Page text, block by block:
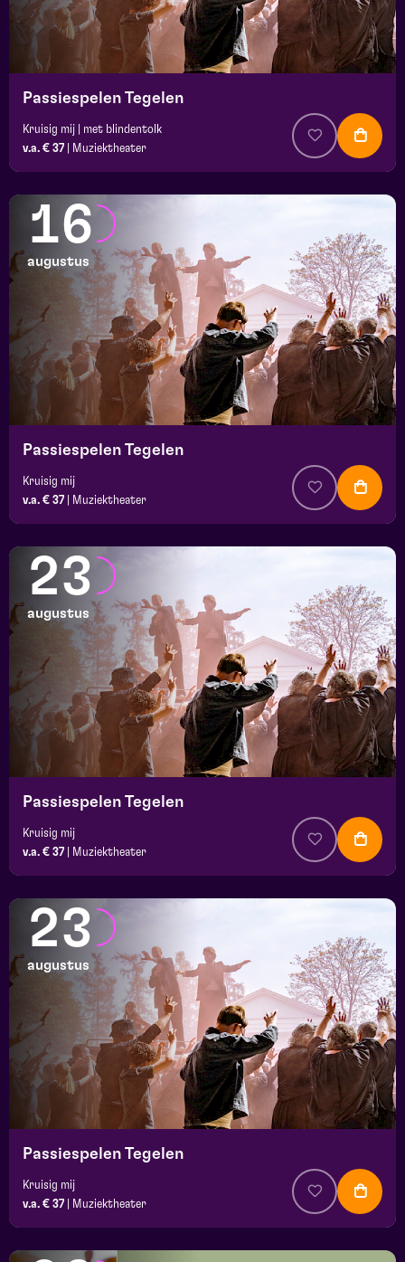
Passiespelen Tegelen
Kruisig mij | met blindentolk
v.a. € 37
Muziektheater
16
augustus
Passiespelen Tegelen
Kruisig mij
v.a. € 37
Muziektheater
23
augustus
Passiespelen Tegelen
Kruisig mij
v.a. € 37
Muziektheater
23
augustus
Passiespelen Tegelen
Kruisig mij
v.a. € 37
Muziektheater